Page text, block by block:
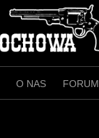
O NAS FORUM